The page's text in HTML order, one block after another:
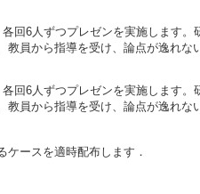
各回6人ずつプレゼンを実施します
教員から指導を受け、論点が逸れな
各回6人ずつプレゼンを実施します
教員から指導を受け、論点が逸れな
ケースを適時配布します．